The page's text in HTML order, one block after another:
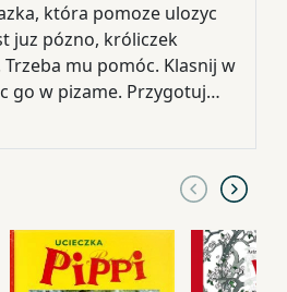
która pomoze ulozyc
juz pózno, króliczek
mu pomóc. Klasnij w
go w pizame. Przygotuj
w uszko,
Przewróc strone, zeby
buziaka na dobranoc. I
swiatlo! Pstryk.